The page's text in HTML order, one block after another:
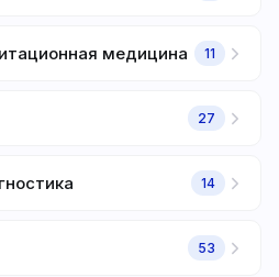
медицина 11
27
14
53